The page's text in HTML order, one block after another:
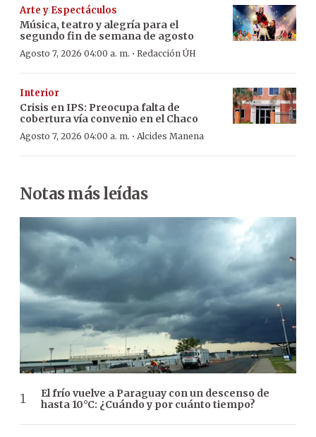
Arte y Espectáculos
Música, teatro y alegría para el
segundo fin de semana de agosto
Agosto 7, 2026 04:00 a. m. · Redacción ÚH
Interior
Crisis en IPS: Preocupa falta de
cobertura vía convenio en el Chaco
Agosto 7, 2026 04:00 a. m. · Alcides Manena
Notas más leídas
El frío vuelve a Paraguay con un descenso de
hasta 10°C: ¿Cuándo y por cuánto tiempo?